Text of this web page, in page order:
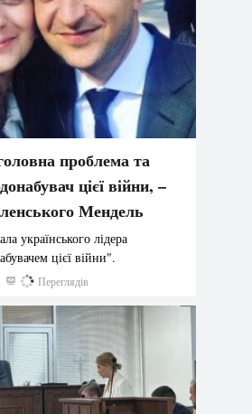
проблема та
цієї війни, –
Мендель
українського лідера
цієї війни".
180 Переглядів